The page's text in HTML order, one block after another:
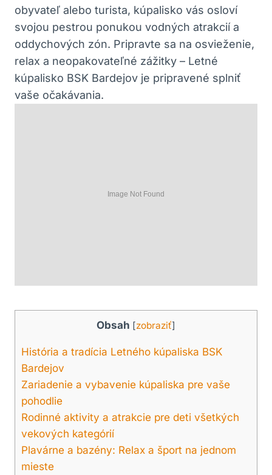
obyvateľ alebo turista, kúpalisko vás osloví
svojou pestrou ponukou vodných atrakcií a
oddychových zón. Pripravte sa na osvieženie,
relax a neopakovateľné zážitky – Letné
kúpalisko BSK Bardejov je pripravené splniť
vaše očakávania.
Obsah [zobraziť]
História a tradícia Letného kúpaliska BSK
Bardejov
Zariadenie a vybavenie kúpaliska pre vaše
pohodlie
Rodinné aktivity a atrakcie pre deti všetkých
vekových kategórií
Plavárne a bazény: Relax a šport na jednom
mieste